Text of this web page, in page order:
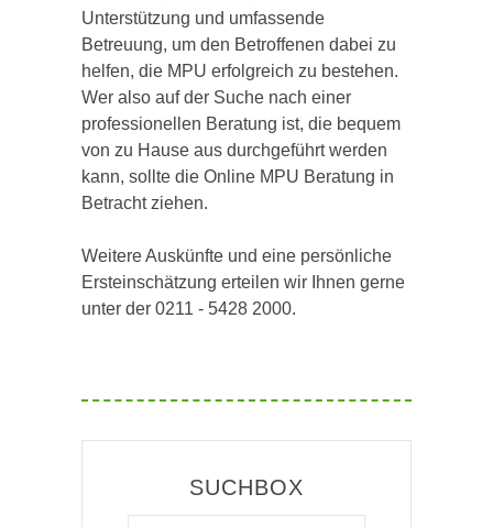
Unterstützung und umfassende
Betreuung, um den Betroffenen dabei zu
helfen, die MPU erfolgreich zu bestehen.
Wer also auf der Suche nach einer
professionellen Beratung ist, die bequem
von zu Hause aus durchgeführt werden
kann, sollte die Online MPU Beratung in
Betracht ziehen.
Weitere Auskünfte und eine persönliche
Ersteinschätzung erteilen wir Ihnen gerne
unter der 0211 - 5428 2000.
SUCHBOX